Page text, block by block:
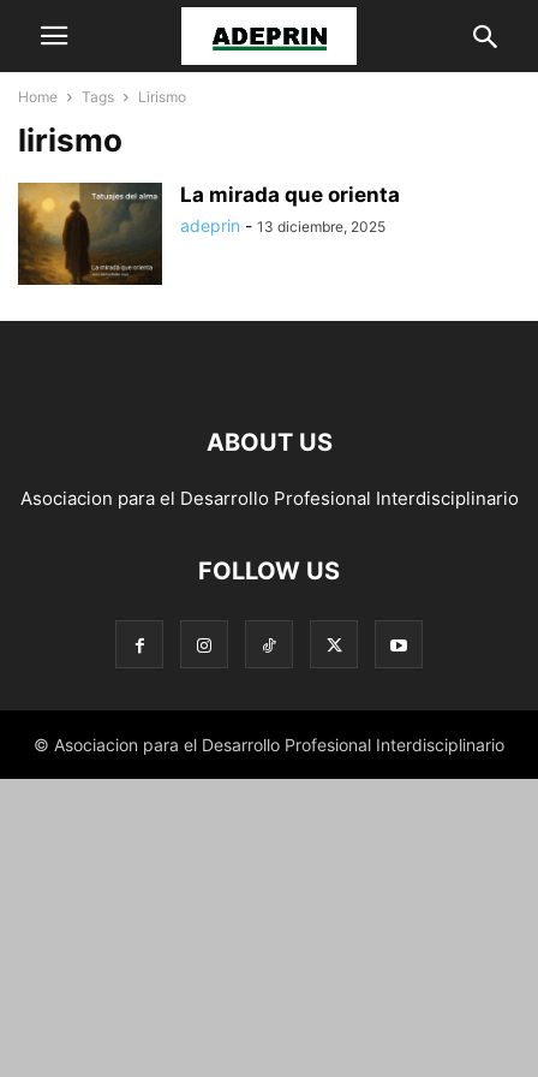
Home Tags Lirismo
lirismo
La mirada que orienta
adeprin - 13 diciembre, 2025
ABOUT US
Asociacion para el Desarrollo Profesional Interdisciplinario
FOLLOW US
© Asociacion para el Desarrollo Profesional Interdisciplinario